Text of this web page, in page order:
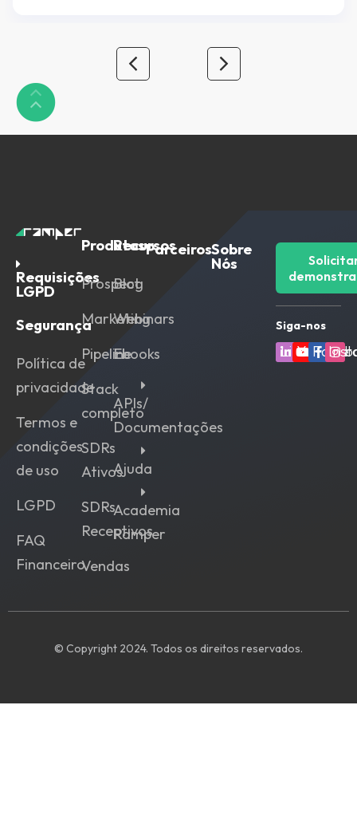
Requisições
LGPD
Segurança
Política de
privacidade
Termos e
condições
de uso
LGPD
FAQ
Financeiro
Produtos
Prospect
Marketing
Pipeline
Stack
completo
SDRs
Ativos
SDRs
Receptivos
Vendas
Recursos
Blog
Webinars
Ebooks
APIs/
Documentações
Ajuda
Academia
Ramper
ParceirosSobre
Nós
Siga-nos
Linkedin
Youtube
© Copyright 2024. Todos os direitos reservados.